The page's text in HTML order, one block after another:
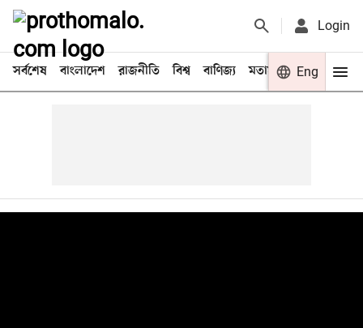
Login
সর্বশেষ বাংলাদেশ রাজনীতি বিশ্ব বাণিজ্য মতামত খেলা
Eng